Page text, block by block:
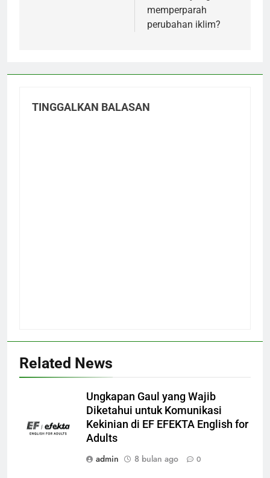
memperparah
perubahan iklim?
TINGGALKAN BALASAN
Related News
Ungkapan Gaul yang Wajib
Diketahui untuk Komunikasi
Kekinian di EF EFEKTA English for
Adults
admin
8 bulan ago 0